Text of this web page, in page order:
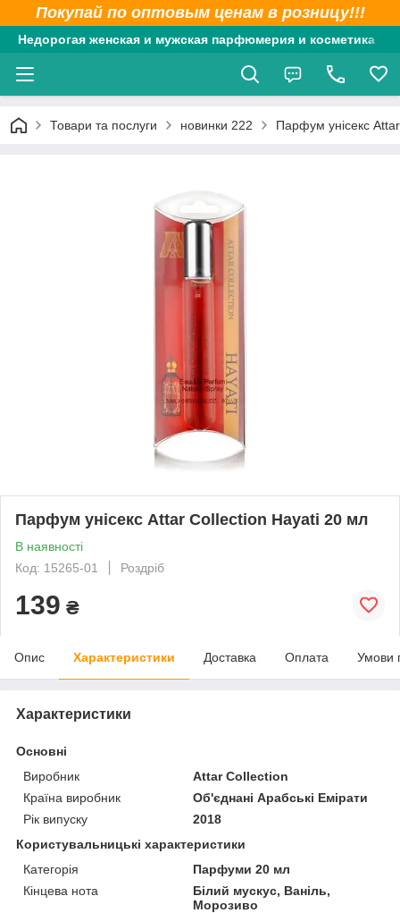
Покупай по оптовым ценам в розницу!!!
Недорогая женская и мужская парфюмерия и косметика
Товари та послуги новинки 222 Парфум унісекс
Парфум унісекс Attar Collection Hayati 20 мл
В наявності
Код: 15265-01
Роздріб
139 ₴
Опис Характеристики Доставка Оплата Умови
Характеристики
Основні
Виробник
Attar Collection
Країна виробник
Об'єднані Арабські Емірати
Рік випуску
2018
Користувальницькі характеристики
Категорія
Парфуми 20 мл
Кінцева нота
Білий мускус, Ваніль,
Морозиво